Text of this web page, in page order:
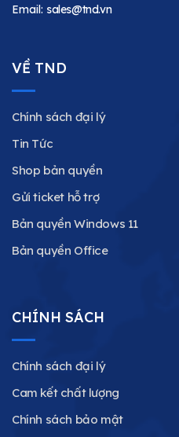
Email: sales@tnd.vn
VỀ TND
Chính sách đại lý
Tin Tức
Shop bản quyền
Gửi ticket hỗ trợ
Bản quyền Windows 11
Bản quyền Office
CHÍNH SÁCH
Chính sách đại lý
Cam kết chất lượng
Chính sách bảo mật